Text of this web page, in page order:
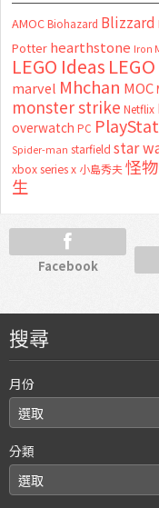
AMOC Biohazard Blizzard
Potter hearthstone Iron
LEGO Ideas
marvel Mhchan MOC
monster strike Netflix
overwatch PC
Spider-man starfield star
xbox series x 小島秀夫怪
生
Facebook
搜尋
月份
分類